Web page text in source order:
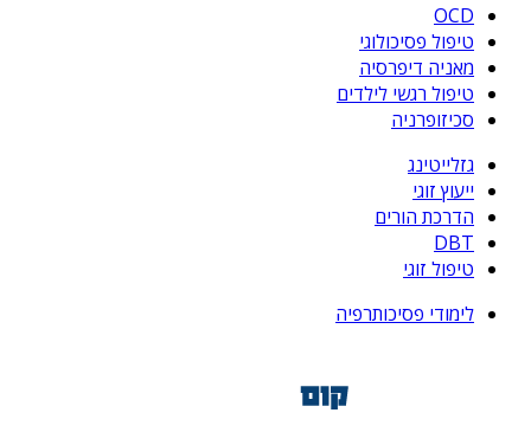
OCD
טיפול פסיכולוגי
מאניה דיפרסיה
טיפול רגשי לילדים
סכיזופרניה
גזלייטינג
ייעוץ זוגי
הדרכת הורים
DBT
טיפול זוגי
לימודי פסיכותרפיה